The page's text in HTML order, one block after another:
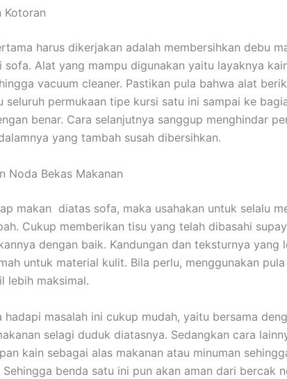
Kotoran
harus dikerjakan adalah membersihkan debu
sofa. Alat yang mampu digunakan yaitu layaknya
vacuum cleaner. Pastikan pula bahwa alat
seluruh permukaan tipe kursi satu ini sampai ke
benar. Cara selanjutnya sanggup menghindar
yang tambah susah dibersihkan.
Noda Bekas Makanan
makan diatas sofa, maka usahakan untuk selalu
Cukup memberikan tisu yang telah dibasahi
dengan baik. Kandungan dan teksturnya yang
untuk material kulit. Bila perlu, menggunakan
lebih maksimal.
hadapi masalah ini cukup mudah, yaitu bersama
selagi duduk diatasnya. Sedangkan cara
kain sebagai alas makanan atau minuman
Sehingga benda satu ini pun akan aman dari bercak